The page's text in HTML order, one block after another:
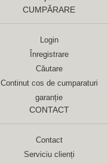
CUMPĂRARE
Login
Înregistrare
Căutare
Continut cos de cumparaturi
garanție
CONTACT
Contact
Serviciu clienți